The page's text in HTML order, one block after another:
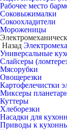
Рабочее место
Соковыжималки
Сокоохладители
Мороженицы
Назад
Универсальные
Слайсеры
Мясорубки
Овощерезки
Картофелечистки
Миксеры
Куттеры
Хлеборезки
Насадки для
Приводы к